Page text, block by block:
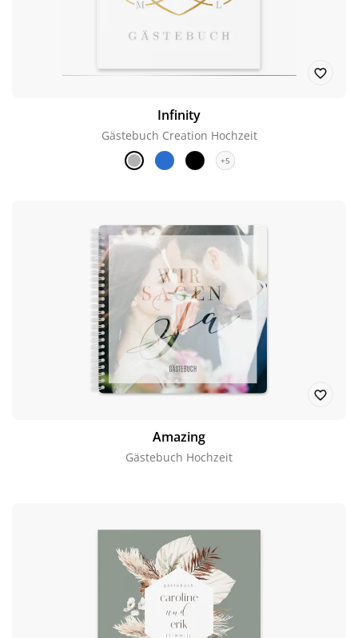
Infinity
Gästebuch Creation Hochzeit
+5
Amazing
Gästebuch Hochzeit